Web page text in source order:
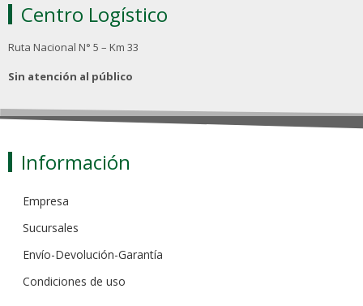
Centro Logístico
Ruta Nacional N° 5 – Km 33
Sin atención al público
Información
Empresa
Sucursales
Envío-Devolución-Garantía
Condiciones de uso